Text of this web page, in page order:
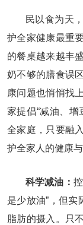
民以食为天
护全家健康最重
的餐桌越来越丰
奶不够的膳食误
康问题也悄悄找
家提倡“减油、增
全家庭，只要融
护全家人的健康与
科学减油：
是少放油”，但实
脂肪的摄入。只